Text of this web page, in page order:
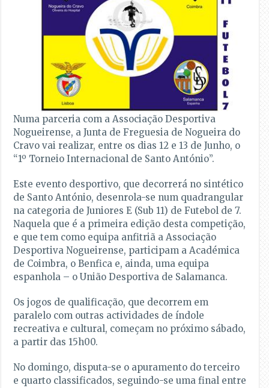
Numa parceria com a Associação Desportiva
Nogueirense, a Junta de Freguesia de Nogueira do
Cravo vai realizar, entre os dias 12 e 13 de Junho, o
“1º Torneio Internacional de Santo António”.
Este evento desportivo, que decorrerá no sintético
de Santo António, desenrola-se num quadrangular
na categoria de Juniores E (Sub 11) de Futebol de 7.
Naquela que é a primeira edição desta competição,
e que tem como equipa anfitriã a Associação
Desportiva Nogueirense, participam a Académica
de Coimbra, o Benfica e, ainda, uma equipa
espanhola – o União Desportiva de Salamanca.
Os jogos de qualificação, que decorrem em
paralelo com outras actividades de índole
recreativa e cultural, começam no próximo sábado,
a partir das 15h00.
No domingo, disputa-se o apuramento do terceiro
e quarto classificados, seguindo-se uma final entre